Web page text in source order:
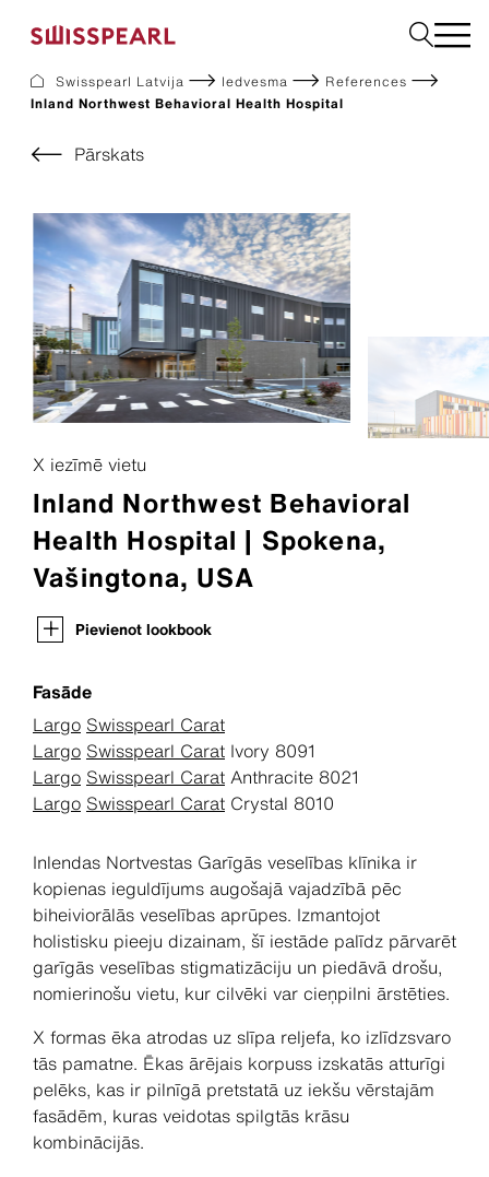
Uzņēmums
Pakalpojumi
Iedvesma
Ilgtspēja
Fasāde
Jumts
Būvniecības
Lejupielādes
Swisspearl Latvija Iedvesma
References
Inland Northwest Behavioral Health Hospital
Pārskats
X iezīmē vietu
Inland Northwest Behavioral
Health Hospital | Spokena,
Vašingtona, USA
Pievienot lookbook
Fasāde
Largo Swisspearl Carat
Largo Swisspearl Carat Ivory 8091
Largo Swisspearl Carat Anthracite 8021
Largo Swisspearl Carat Crystal 8010
Inlendas Nortvestas Garīgās veselības klīnika ir
kopienas ieguldījums augošajā vajadzībā pēc
biheiviorālās veselības aprūpes. Izmantojot
holistisku pieeju dizainam, šī iestāde palīdz pārvarēt
garīgās veselības stigmatizāciju un piedāvā drošu,
nomierinošu vietu, kur cilvēki var cieņpilni ārstēties.
X formas ēka atrodas uz slīpa reljefa, ko izlīdzsvaro
tās pamatne. Ēkas ārējais korpuss izskatās atturīgi
pelēks, kas ir pilnīgā pretstatā uz iekšu vērstajām
fasādēm, kuras veidotas spilgtās krāsu
kombinācijās.